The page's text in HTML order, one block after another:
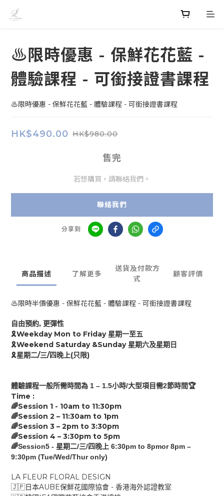
♨️限時優惠 - 保鮮花花藍 -
體驗課程 - 可銜接證書課程
♨️限時優惠 - 保鮮花花藍 - 體驗課程 - 可銜接證書課程
HK$490.00 HK$980.00
售完
若想購買，請聯絡我們。
聯絡我們
分享到
商品描述 了解更多
送貨及付款方
式
顧客評價
♨️限時半價優惠 - 保鮮花花藍 - 體驗課程 - 可銜接證書課程
自由預約, 更彈性
🎗Weekday Mon to Friday 星期一至五
🎗Weekend Saturday &Sunday 星期六及星期日
🎗星期二/三/四 晚上(只限)
體驗課程一般所需時間為 1 – 1.5小時/大型項目需2節時間 🏆
Time :
🌈Session 1 - 10am to 11:30pm
🌈Session 2 – 11:30am to 1pm
🌈Session 3 – 2pm to 3:30pm
🌈Session 4 – 3:30pm to 5pm
🌈Session5 - 星期二/三/四晚上 6:30pm to 8pmor 8pm –
9:30pm (Tue/Wed/Thur only)
LA FLEUR FLORAL DESIGN
🇯🇵 日本AUBE保鮮花國際協會 - 香港海外認證教室